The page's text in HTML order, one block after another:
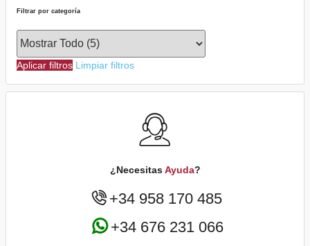
Filtrar por categoría
Aplicar filtros Limpiar filtros
¿NecesitasAyuda?
+34 958 170 485
+34 676 231 066